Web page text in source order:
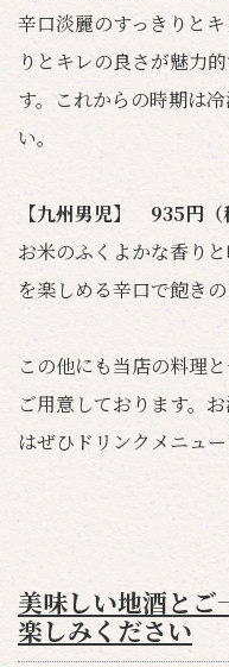
辛口淡麗のすっきりと
りとキレの良さが魅力
す。これからの時期は
い。
【九州男児】 935円（
お米のふくよかな香り
を楽しめる辛口で飽き
この他にも当店の料理
ご用意しております。
はぜひドリンクメニュ
美味しい地酒とご
楽しみください